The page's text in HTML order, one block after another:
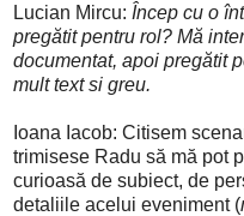
Lucian Mircu: Încep cu o
pregătit pentru rol? Mă
documentat, apoi pregătit
mult text si greu.
Ioana Iacob: Citisem
trimisese Radu să mă pot
curioasă de subiect, de
detaliile acelui eveniment (